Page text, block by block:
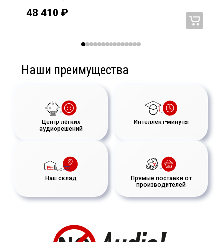
48 410 ₽
Наши преимущества
Центр лёгких
аудиорешений
Интеллект-минуты
Наш склад
Прямые поставки от
производителей